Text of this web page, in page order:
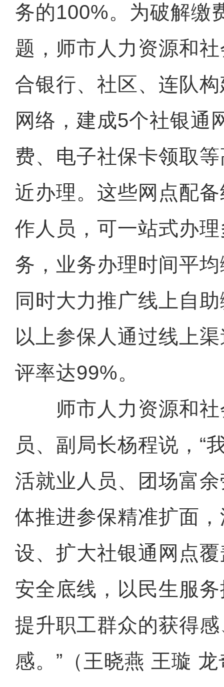
务的100%。为破解缴
题，师市人力资源和
合银行、社区、连队
网络，建成5个社银通
费、电子社保卡领取
近办理。这些网点配
作人员，可一站式办
务，业务办理时间平
同时大力推广线上自
以上参保人通过线上
评率达99%。
师市人力资源和社
员、副局长杨程说，“
活就业人员、团场富
体推进参保精准扩面
设、扩大社银通网点
安全底线，以民生服
提升职工群众的获得
感。”（王晓燕 王璇